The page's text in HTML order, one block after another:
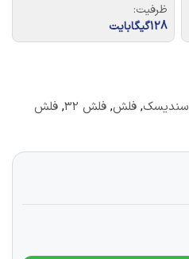
ظرفیت:
128گیگابایت
سندیسک, فلش, فلش 32 , فلش